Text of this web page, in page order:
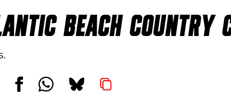
BEACH COUNTRY